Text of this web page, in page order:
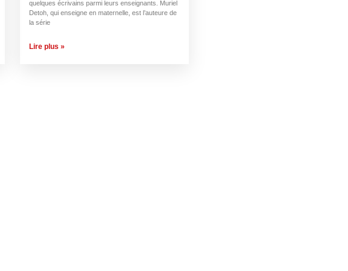
quelques écrivains parmi leurs enseignants. Muriel
Detoh, qui enseigne en maternelle, est l’auteure de
la série
Lire plus »